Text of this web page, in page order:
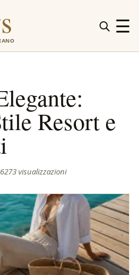
☰
Resort e
273 visualizzazioni